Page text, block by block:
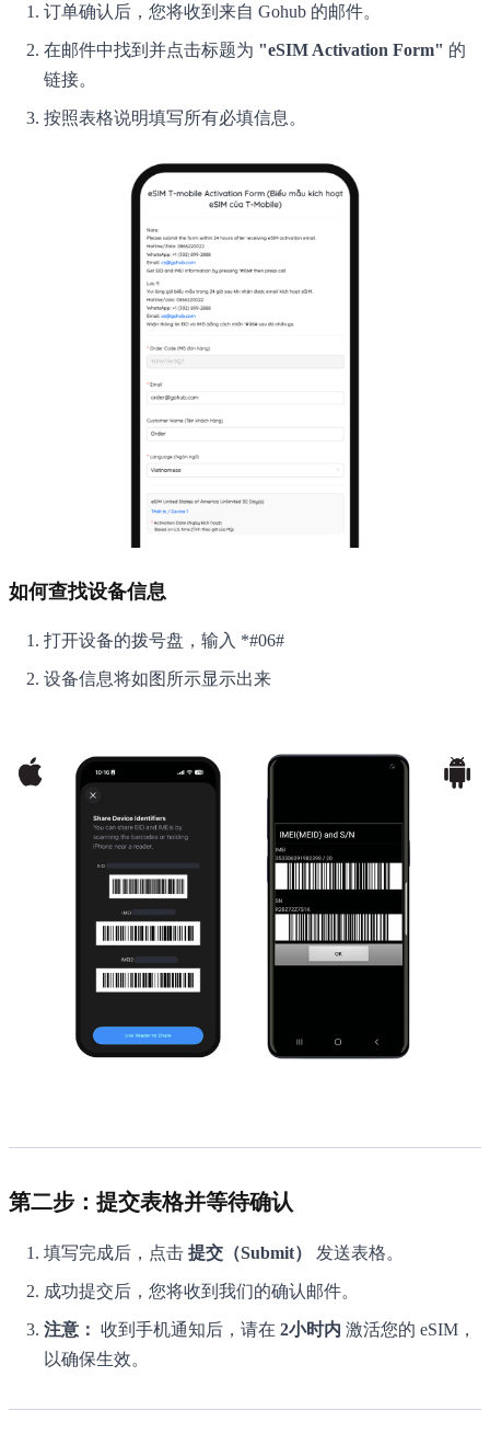
订单确认后，您将收到来自 Gohub 的邮件。
在邮件中找到并点击标题为 "eSIM Activation Form" 的
链接。
按照表格说明填写所有必填信息。
如何查找设备信息
打开设备的拨号盘，输入 *#06#
设备信息将如图所示显示出来
第二步：提交表格并等待确认
填写完成后，点击 提交（Submit） 发送表格。
成功提交后，您将收到我们的确认邮件。
注意： 收到手机通知后，请在 2小时内 激活您的 eSIM，
以确保生效。